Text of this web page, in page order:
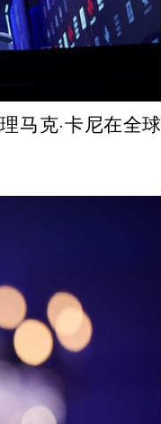
马克·卡尼在全球